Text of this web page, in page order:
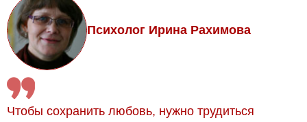
Психолог Ирина Рахимова
Чтобы сохранить любовь, нужно трудиться